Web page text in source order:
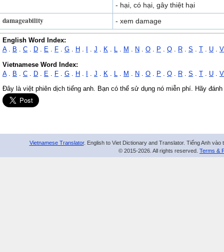
- hại, có hại, gây thiệt hại
damageability - xem damage
English Word Index:
A. B . C . D . E . F . G . H . . J . K . L . M . N . O . P . Q . R . S . . U . V
Vietnamese Word Index:
A. B C D E F G H J K M N O P Q R S T U V
Đây là việt phiên dịch tiếng anh. Bạn có thể sử dụng nó miễn phí. Hãy
Vietnamese Translator. English to Viet Dictionary and Translator. Tiếng Anh
© 2015-2026. All rights reserved. Terms &